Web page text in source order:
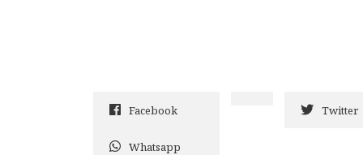
Facebook Twitter
Whatsapp